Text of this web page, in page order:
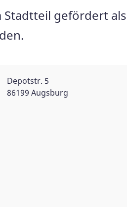
gefördert
Depotstr. 5
86199 Augsburg